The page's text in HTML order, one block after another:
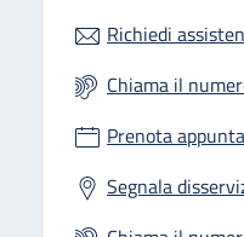
Richiedi
Chiama il
Prenota
Segnala